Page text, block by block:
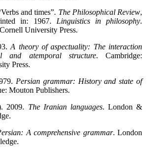
and times”. The Philosophical Review,
in: 1967. Linguistics in philosophy.
University Press.
A theory of aspectuality: The interaction
and atemporal structure. Cambridge:
Press.
Persian grammar: History and state of
Mouton Publishers.
2009. The Iranian languages. London &
A comprehensive grammar. London